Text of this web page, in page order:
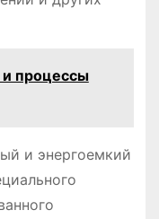
и процессы
и энергоемкий